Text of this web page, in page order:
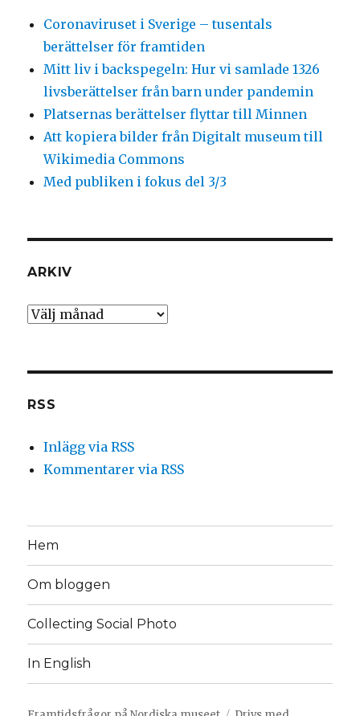
Coronaviruset i Sverige – tusentals
berättelser för framtiden
Mitt liv i backspegeln: Hur vi samlade 1326
livsberättelser från barn under pandemin
Platsernas berättelser flyttar till Minnen
Att kopiera bilder från Digitalt museum till
Wikimedia Commons
Med publiken i fokus del 3/3
ARKIV
Arkiv
RSS
Inlägg via RSS
Kommentarer via RSS
Hem
Om bloggen
Collecting Social Photo
In English